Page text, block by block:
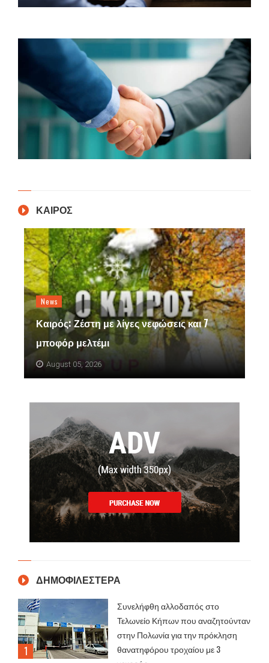
ΚΑΙΡΟΣ
News
Καιρός: Ζέστη με λίγες νεφώσεις και 7
μποφόρ μελτέμι
August 05, 2026
ΔΗΜΟΦΙΛΕΣΤΕΡΑ
Συνελήφθη αλλοδαπός στο
Τελωνείο Κήπων που αναζητούνταν
στην Πολωνία για την πρόκληση
θανατηφόρου τροχαίου με 3